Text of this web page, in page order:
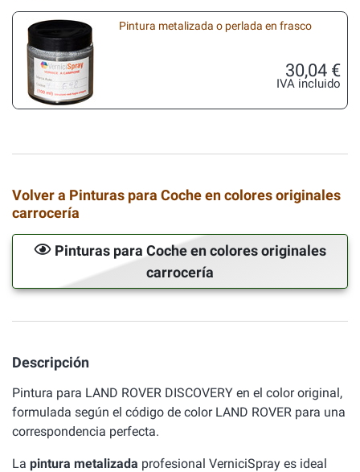
Pintura metalizada o perlada en frasco
30,04 €
IVA incluido
Volver a Pinturas para Coche en colores originales
carrocería
Pinturas para Coche en colores originales
carrocería
Descripción
Pintura para LAND ROVER DISCOVERY en el color original,
formulada según el código de color LAND ROVER para una
correspondencia perfecta.
La pintura metalizada profesional VerniciSpray es ideal